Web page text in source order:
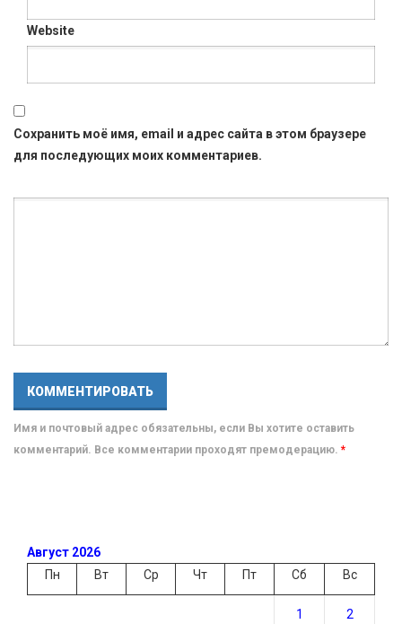
Website
Сохранить моё имя, email и адрес сайта в этом браузере
для последующих моих комментариев.
Имя и почтовый адрес обязательны, если Вы хотите оставить
комментарий. Все комментарии проходят премодерацию. *
Август 2026
Пн
Вт Ср Чт Пт Сб Вс
1 2